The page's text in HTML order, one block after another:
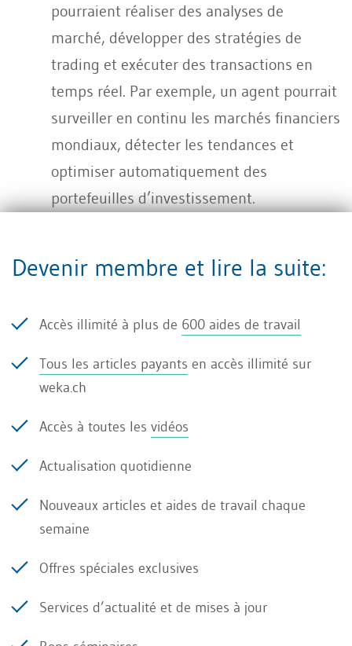
pourraient réaliser des analyses de
marché, développer des stratégies de
trading et exécuter des transactions en
temps réel. Par exemple, un agent pourrait
surveiller en continu les marchés financiers
mondiaux, détecter les tendances et
optimiser automatiquement des
portefeuilles d’investissement.
Les agents IA pourraient contribuer au
vastes ensembles de données patient et en
pathologies spécifiques. Un agent pourrait,
résultats de laboratoire et données
Recherche et développement
pourraient analyser d’énormes volumes de
données, planifier et exécuter des
Devenir membre et lire la suite:
Accès illimité à plus de 600 aides de travail
Tous les articles payants en accès illimité sur
weka.ch
Accès à toutes les vidéos
Actualisation quotidienne
Nouveaux articles et aides de travail chaque
semaine
Offres spéciales exclusives
Services d’actualité et de mises à jour